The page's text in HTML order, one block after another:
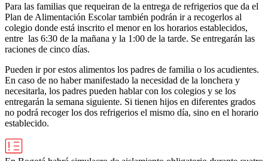
Para las familias que requeiran de la entrega de refrigerios que da el
Plan de Alimentación Escolar también podrán ir a recogerlos al
colegio donde está inscrito el menor en los horarios establecidos,
entre las 6:30 de la mañana y la 1:00 de la tarde. Se entregarán las
raciones de cinco días.
Pueden ir por estos alimentos los padres de familia o los acudientes.
En caso de no haber manifestado la necesidad de la lonchera y
necesitarla, los padres pueden hablar con los colegios y se los
entregarán la semana siguiente. Si tienen hijos en diferentes grados
no podrá recoger los dos refrigerios el mismo día, sino en el horario
establecido.